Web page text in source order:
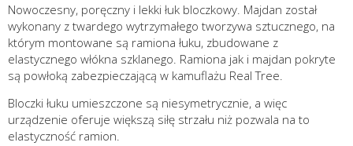
Nowoczesny, poręczny i lekki łuk bloczkowy. Majdan został
wykonany z twardego wytrzymałego tworzywa sztucznego, na
którym montowane są ramiona łuku, zbudowane z
elastycznego włókna szklanego. Ramiona jak i majdan pokryte
są powłoką zabezpieczającą w kamuflażu Real Tree.
Bloczki łuku umieszczone są niesymetrycznie, a więc
urządzenie oferuje większą siłę strzału niż pozwala na to
elastyczność ramion.